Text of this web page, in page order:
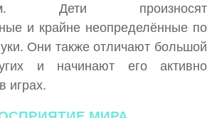
Дети произносят
и крайне неопределённые по
Они также отличают большой
и начинают его активно
играх.